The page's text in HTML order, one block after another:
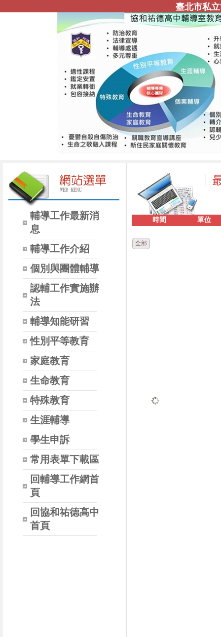
臺北市私
輔導工作最新消
息
輔導工作介紹
個別與團體輔導
認輔工作實施辦
法
輔導知能研習
性別平等教育
家庭教育
生命教育
特殊教育
生涯輔導
學生申訴
常用表單下載區
回輔導工作網首
頁
回協和祐德高中
首頁
時間 單位
全部